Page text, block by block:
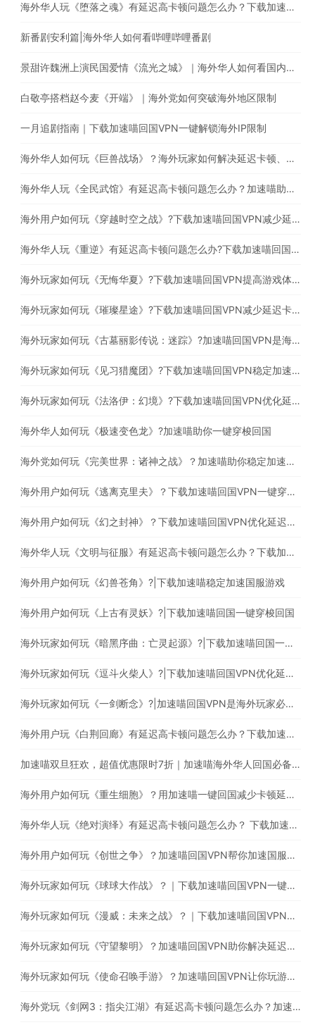
海外华人玩《堕落之魂》有延迟高卡顿问题怎么办？下载加速喵一键穿梭回国
新番剧安利篇|海外华人如何看哔哩哔哩番剧
景甜许魏洲上演民国爱情《流光之城》｜海外华人如何看国内电视剧
白敬亭搭档赵今麦《开端》｜海外党如何突破海外地区限制
一月追剧指南｜下载加速喵回国VPN一键解锁海外IP限制
海外华人如何玩《巨兽战场》？海外玩家如何解决延迟卡顿、丢包等问题
海外华人玩《全民武馆》有延迟高卡顿问题怎么办？加速喵助你一键穿梭回国
海外用户如何玩《穿越时空之战》?下载加速喵回国VPN减少延迟卡顿问题
海外华人玩《重逆》有延迟高卡顿问题怎么办?下载加速喵回国VPN提高游戏体验
海外玩家如何玩《无悔华夏》?下载加速喵回国VPN提高游戏体验
海外玩家如何玩《璀璨星途》?下载加速喵回国VPN减少延迟卡顿问题
海外玩家如何玩《古墓丽影传说：迷踪》?加速喵回国VPN是海外玩家必备的回国加速器
海外玩家如何玩《见习猎魔团》?下载加速喵回国VPN稳定加速国服游戏
海外玩家如何玩《法洛伊：幻境》?下载加速喵回国VPN优化延迟高卡顿问题
海外华人如何玩《极速变色龙》?加速喵助你一键穿梭回国
海外党如何玩《完美世界：诸神之战》？加速喵助你稳定加速国服游戏
海外用户如何玩《逃离克里夫》？下载加速喵回国VPN一键穿梭回国
海外用户如何玩《幻之封神》？下载加速喵回国VPN优化延迟高卡顿问题
海外华人玩《文明与征服》有延迟高卡顿问题怎么办？下载加速喵回国一键穿梭回国
海外用户如何玩《幻兽苍角》?|下载加速喵稳定加速国服游戏
海外用户如何玩《上古有灵妖》?|下载加速喵回国一键穿梭回国
海外玩家如何玩《暗黑序曲：亡灵起源》?|下载加速喵回国一键穿梭回国
海外玩家如何玩《逗斗火柴人》?|下载加速喵回国VPN优化延迟高卡顿问题
海外玩家如何玩《一剑断念》?|加速喵回国VPN是海外玩家必备的回国加速器
海外用户玩《白荆回廊》有延迟高卡顿问题怎么办？下载加速喵稳定加速国服游戏
加速喵双旦狂欢，超值优惠限时7折｜加速喵海外华人回国必备加速器，一键穿梭回国
海外用户如何玩《重生细胞》？用加速喵一键回国减少卡顿延迟等问题
海外华人玩《绝对演绎》有延迟高卡顿问题怎么办？ 下载加速喵回国VPN提升游戏体验
海外用户如何玩《创世之争》？加速喵回国VPN帮你加速国服游戏
海外玩家如何玩《球球大作战》？｜下载加速喵回国VPN一键加速回国提高游戏体验
海外玩家如何玩《漫威：未来之战》？｜下载加速喵回国VPN减少卡顿延迟问题
海外玩家如何玩《守望黎明》？加速喵回国VPN助你解决延迟高卡顿问题
海外玩家如何玩《使命召唤手游》？加速喵回国VPN让你玩游戏的同时直播听音乐
海外党玩《剑网3：指尖江湖》有延迟高卡顿问题怎么办？加速喵助你稳定加速国服游戏